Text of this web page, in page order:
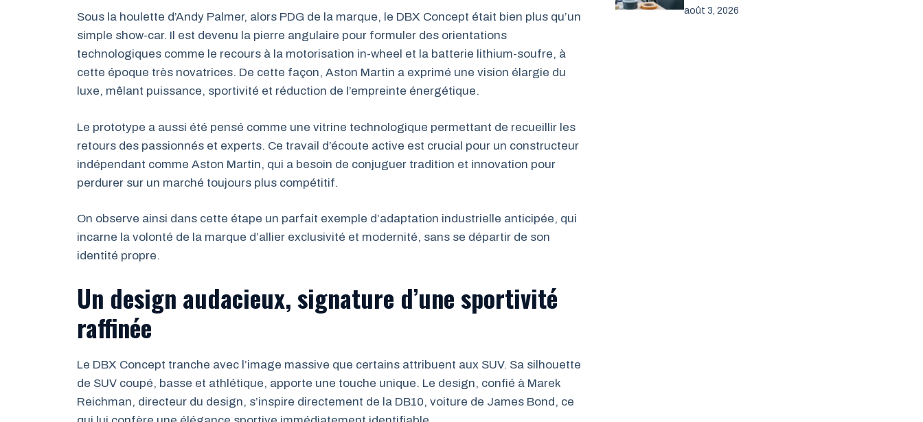
Sous la houlette d’Andy Palmer, alors PDG de la marque, le DBX Concept était bien plus qu’un
simple show-car. Il est devenu la pierre angulaire pour formuler des orientations
technologiques comme le recours à la motorisation in-wheel et la batterie lithium-soufre, à
cette époque très novatrices. De cette façon, Aston Martin a exprimé une vision élargie du
luxe, mêlant puissance, sportivité et réduction de l’empreinte énergétique.
Le prototype a aussi été pensé comme une vitrine technologique permettant de recueillir les
retours des passionnés et experts. Ce travail d’écoute active est crucial pour un constructeur
indépendant comme Aston Martin, qui a besoin de conjuguer tradition et innovation pour
perdurer sur un marché toujours plus compétitif.
On observe ainsi dans cette étape un parfait exemple d’adaptation industrielle anticipée, qui
incarne la volonté de la marque d’allier exclusivité et modernité, sans se départir de son
identité propre.
Un design audacieux, signature d’une sportivité
raffinée
Le DBX Concept tranche avec l’image massive que certains attribuent aux SUV. Sa silhouette
de SUV coupé, basse et athlétique, apporte une touche unique. Le design, confié à Marek
Reichman, directeur du design, s’inspire directement de la DB10, voiture de James Bond, ce
août 3, 2026